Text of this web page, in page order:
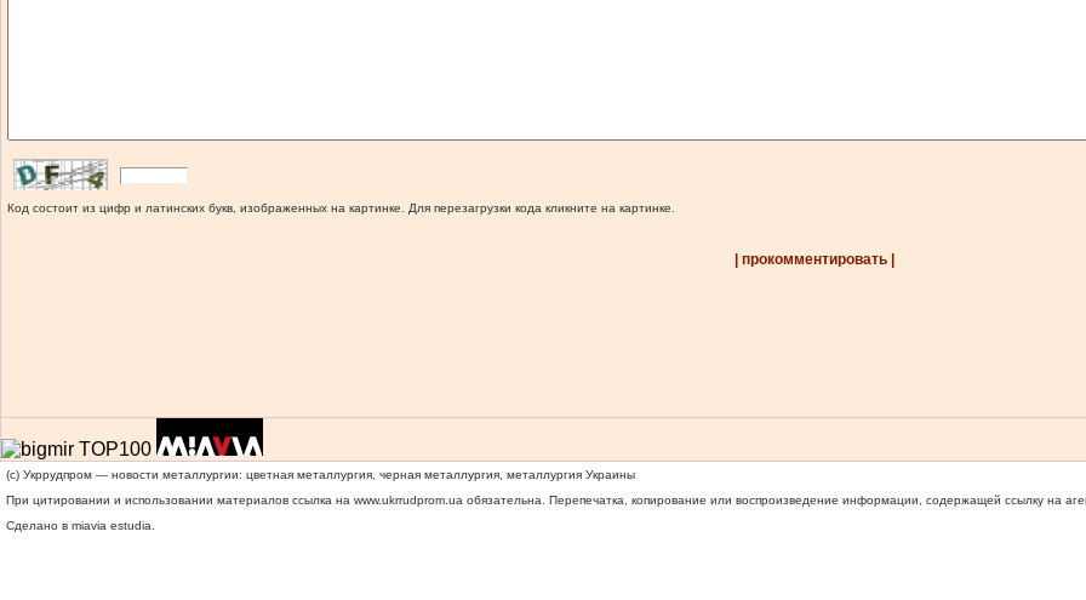
Код состоит из цифр и латинских букв, изображенных на картинке. Для перезагрузки кода кликните на картинке.
| прокомментировать |
(c) Укррудпром — новости металлургии: цветная металлургия, черная металлургия, металлургия Украины
При цитировании и использовании материалов ссылка на www.ukrrudprom.ua обязательна. Перепечатка, копирование или воспроизведение информации, содержащей ссылку на
Сделано в miavia estudia.